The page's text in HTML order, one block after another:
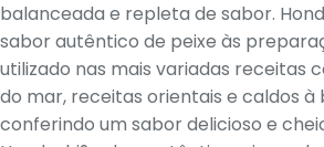
balanceada e repleta de sabor.
sabor autêntico de peixe às
utilizado nas mais variadas receitas
do mar, receitas orientais e caldos à
conferindo um sabor delicioso e